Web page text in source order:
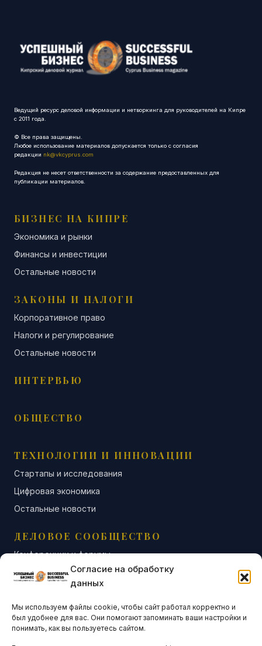
Согласие на обработку
данных
Мы используем файлы cookie, чтобы сайт работал корректно и
был удобнее для вас. Они помогают запоминать ваши настройки и
понимать, как вы пользуетесь сайтом.
Ведущий ресурс деловой информации и нетворкинга для руководителей на Кипре
с 2011 года.
© Все права защищены.
Любое использование материалов допускается только с согласия
редакции nk@vkcyprus.com
Редакция не несет ответственности за содержание предоставленных для
публикации материалов.
БИЗНЕС НА КИПРЕ
Экономика и рынки
Финансы и инвестиции
Остальные новости
ЗАКОНЫ И НАЛОГИ
Корпоративное право
Налоги и регулирование
Остальные новости
ИНТЕРВЬЮ
ОБЩЕСТВО
ТЕХНОЛОГИИ И ИННОВАЦИИ
Стартапы и исследования
Цифровая экономика
Остальные новости
ДЕЛОВОЕ СООБЩЕСТВО
Конференции и форумы
Бизнес-клубы и ассоциации
Остальные новости
АНАЛИТИКА И СТАТИСТИКА